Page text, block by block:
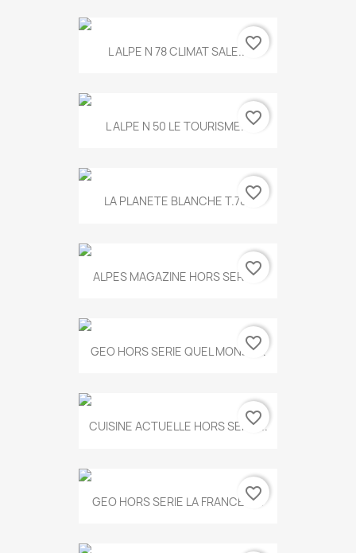
L ALPE N 78 CLIMAT SALE...favorite_border
L ALPE N 50 LE TOURISME...favorite_border
LA PLANETE BLANCHE T.785favorite_border
ALPES MAGAZINE HORS SERIE...
favorite_border
GEO HORS SERIE QUEL MONDE...
favorite_border
CUISINE ACTUELLE HORS SERIE...
favorite_border
GEO HORS SERIE LA FRANCE A...
favorite_border